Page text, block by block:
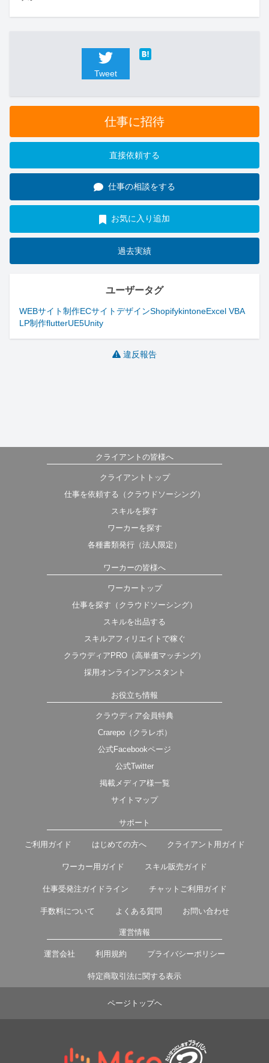
Tweet
仕事に招待
直接依頼する
仕事の相談をする
お気に入り追加
過去実績
ユーザータグ
WEBサイト制作ECサイトデザインShopifykintoneExcel VBA
LP制作flutterUE5Unity
違反報告
クライアントの皆様へ
クライアントトップ
仕事を依頼する（クラウドソーシング）
スキルを探す
ワーカーを探す
各種書類発行（法人限定）
ワーカーの皆様へ
ワーカートップ
仕事を探す（クラウドソーシング）
スキルを出品する
スキルアフィリエイトで稼ぐ
クラウディアPRO（高単価マッチング）
採用オンラインアシスタント
お役立ち情報
クラウディア会員特典
Crarepo（クラレポ）
公式Facebookページ
公式Twitter
掲載メディア様一覧
サイトマップ
サポート
ご利用ガイド はじめての方へ クライアント用ガイド
ワーカー用ガイド スキル販売ガイド
仕事受発注ガイドライン チャットご利用ガイド
手数料について よくある質問 お問い合わせ
運営情報
運営会社 利用規約 プライバシーポリシー
特定商取引法に関する表示
ページトップヘ